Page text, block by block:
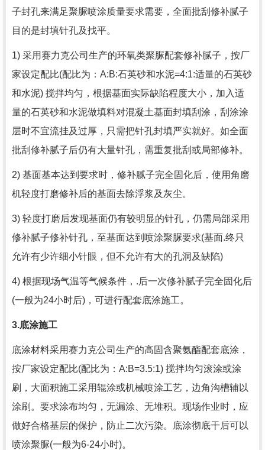
子封孔来满足聚脲喷涂质量要求需要，全面批刮修补腻子
目的是封填针孔及找平。
1) 采用赛力克公司生产的环氧类聚脲配套修补腻子，按厂
家设定配比(配比为： A:B:石英砂和水泥=4:1:适量的石英砂
和水泥) 搅拌均匀，根据基面实际缺陷程度大小，加入适
量的石英砂和水泥做填料对混凝土基面封填刮涂，刮涂涂
层时不宜流挂及过厚，只需把针孔封填严实就好。如全面
批刮修补腻子后仍有大量针孔，需重复批刮或局部修补。
2) 基面基本达到要求时，修补腻子完全固化后，使用角磨
机轻度打磨修补后的基面去除浮浆及灰尘。
3) 轻度打磨后发现基面仍有较明显的针孔，仍需局部采用
修补腻子修补针孔，至基面达到喷涂聚脲要求(基面.终只
允许有少许细小针眼，但不允许有大的孔洞及缺陷)
4) 根据现场气温等气候条件，.后一次修补腻子完全固化后
(一般为24小时后) ，可进行配套底涂施工。
3.底涂施工
底涂材料采用赛力克公司生产的高固含聚氨酯配套底涂，
按厂家设定配比(配比为： A:B=3.5:1) 搅拌均匀滚涂或涂
刷，大面积施工采用辊涂或机械喷涂工艺，边角沟槽辅以
涂刷。要求涂布均匀，无漏涂、无堆积。现场作业时，应
做好合格基层的保护，防止二次污染。底涂彻底干后可以
喷涂聚脲(一般为6-24小时)。